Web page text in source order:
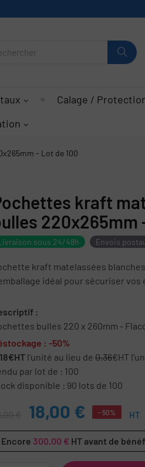
Calage /
- Lot de 100
kraft
220x265mm
sous 24/48h Envois
kraft matelassées
idéal pour sécuriser vos
:
bulles 220 x 260mm -
: -50%
l'unité au lieu de 0,36€HT
par lot de : 100
disponible : 90 lots de 100
€ 18,00 € - 50% HT
Encore 300,00 € HT avant de